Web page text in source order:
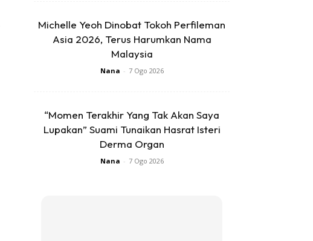
Michelle Yeoh Dinobat Tokoh Perfileman
Asia 2026, Terus Harumkan Nama
Malaysia
Nana - 7 Ogo 2026
“Momen Terakhir Yang Tak Akan Saya
Lupakan” Suami Tunaikan Hasrat Isteri
Derma Organ
Nana - 7 Ogo 2026